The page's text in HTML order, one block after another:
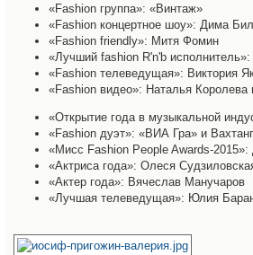
«Fashion группа»: «Винтаж»
«Fashion концертное шоу»: Дима
«Fashion friendly»: Митя Фомин
«Лучший fashion R'n'b
«Fashion телеведущая»: Виктория
«Fashion видео»: Наталья
«Открытие года в музыкальной
«Fashion дуэт»: «ВИА Гра» и
«Мисс Fashion People Awards-
«Актриса года»: Олеся
«Актер года»: Вячеслав Манучаров
«Лучшая телеведущая»: Юлия